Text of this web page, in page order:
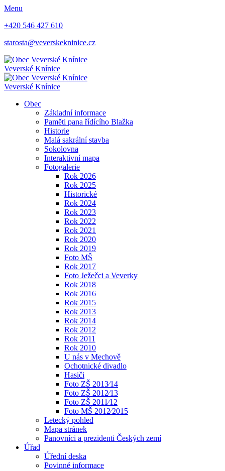
Menu
+420 546 427 610
starosta@veverskekninice.cz
Veverské Knínice
Veverské Knínice
Obec
Základní informace
Paměti pana řídícího Blažka
Historie
Malá sakrální stavba
Sokolovna
Interaktivní mapa
Fotogalerie
Rok 2026
Rok 2025
Historické
Rok 2024
Rok 2023
Rok 2022
Rok 2021
Rok 2020
Rok 2019
Foto MŠ
Rok 2017
Foto Ježečci a Veverky
Rok 2018
Rok 2016
Rok 2015
Rok 2013
Rok 2014
Rok 2012
Rok 2011
Rok 2010
U nás v Mechově
Ochotnické divadlo
Hasiči
Foto ZŠ 2013⁄14
Foto ZŠ 2012⁄13
Foto ZŠ 2011⁄12
Foto MŠ 2012⁄2015
Letecký pohled
Mapa stránek
Panovníci a prezidenti Českých zemí
Úřad
Úřední deska
Povinné informace